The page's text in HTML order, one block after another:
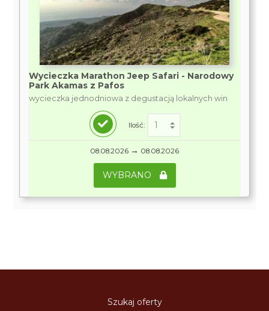
Wycieczka Marathon Jeep Safari - Narodowy
Park Akamas z Pafos
wycieczka jednodniowa z degustacją lokalnych win
Ilość:
08.08.2026 → 08.08.2026
WYBRANO
Szukaj oferty